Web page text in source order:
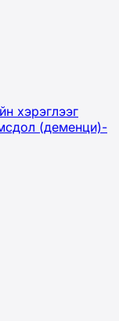
хэрэглээг
(деменци)-